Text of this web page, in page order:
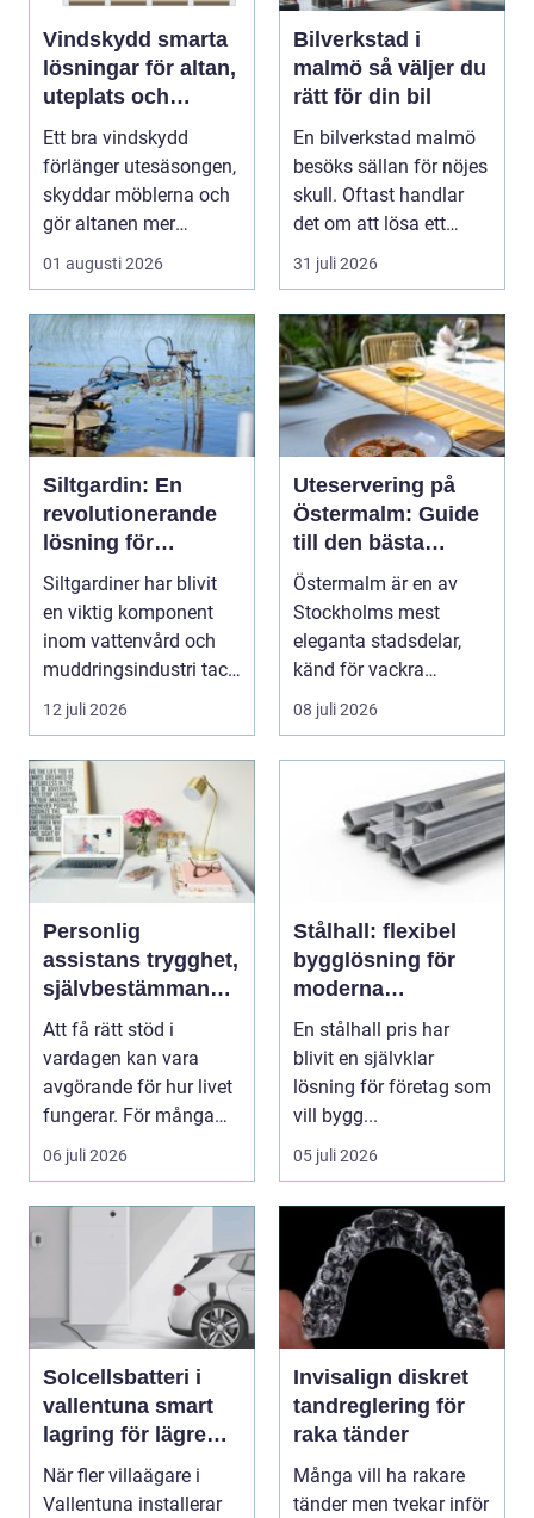
Vindskydd smarta
lösningar för altan,
uteplats och
uterum
Ett bra vindskydd
förlänger utesäsongen,
skyddar möblerna och
gör altanen mer
ombonad utan att
01 augusti 2026
Bilverkstad i
malmö så väljer du
rätt för din bil
En bilverkstad malmö
besöks sällan för nöjes
skull. Oftast handlar
det om att lösa ett
problem snabb...
31 juli 2026
Siltgardin: En
revolutionerande
lösning för
vattenmiljöer
Siltgardiner har blivit
en viktig komponent
inom vattenvård och
muddringsindustri tack
vare si...
12 juli 2026
Uteservering på
Östermalm: Guide
till den bästa
restaurangen på
Östermalm
Östermalm är en av
Stockholms mest
eleganta stadsdelar,
känd för vackra
kvarter,...
08 juli 2026
Personlig
assistans trygghet,
självbestämmande
och vardag på
egna villkor
Att få rätt stöd i
vardagen kan vara
avgörande för hur livet
fungerar. För många
människor med funkt...
06 juli 2026
Stålhall: flexibel
bygglösning för
moderna
verksamheter
En stålhall pris har
blivit en självklar
lösning för företag som
vill bygg...
05 juli 2026
Solcellsbatteri i
vallentuna smart
lagring för lägre
elkostnader året
runt
När fler villaägare i
Vallentuna installerar
Invisalign diskret
tandreglering för
raka tänder
Många vill ha rakare
tänder men tvekar inför